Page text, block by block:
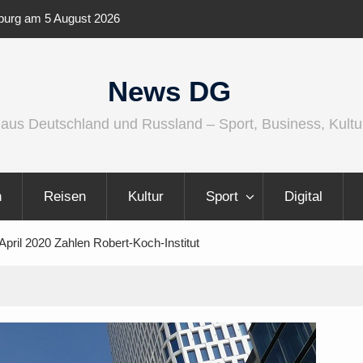
wird größer, internationaler und
News DG
Deutschland und Russland – Sport, Business,
Reisen Kultur Sport Digital
2020 Zahlen Robert-Koch-Institut